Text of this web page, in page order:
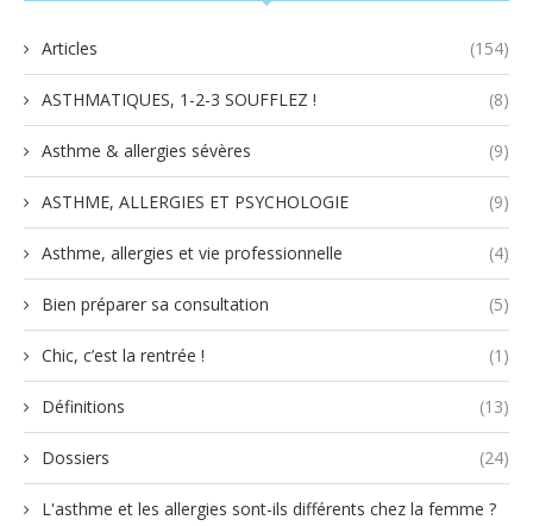
Articles (154)
ASTHMATIQUES, 1-2-3 SOUFFLEZ ! (8)
Asthme & allergies sévères (9)
ASTHME, ALLERGIES ET PSYCHOLOGIE (9)
Asthme, allergies et vie professionnelle (4)
Bien préparer sa consultation (5)
Chic, c’est la rentrée ! (1)
Définitions (13)
Dossiers (24)
L'asthme et les allergies sont-ils différents chez la femme ?